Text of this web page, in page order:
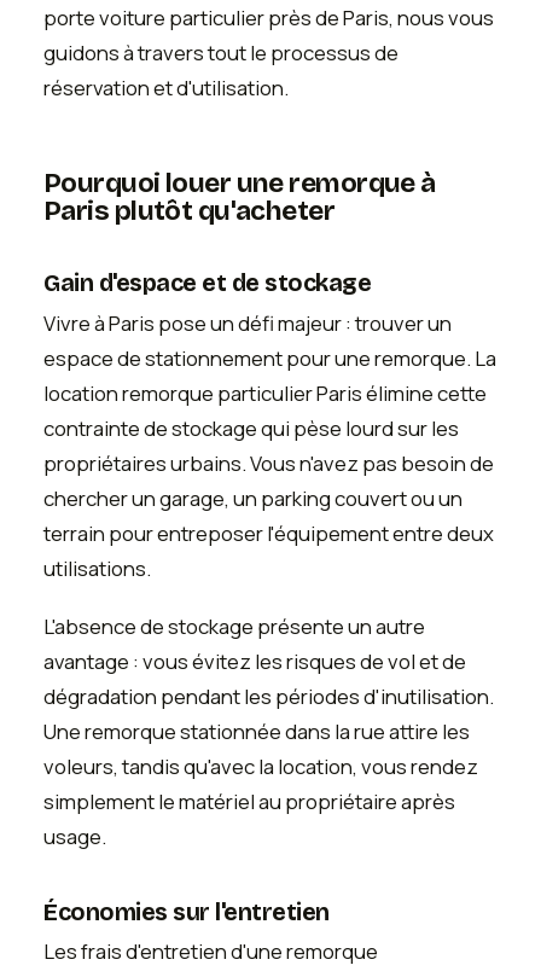
porte voiture particulier près de Paris, nous vous
guidons à travers tout le processus de
réservation et d'utilisation.
Pourquoi louer une remorque à
Paris plutôt qu'acheter
Gain d'espace et de stockage
Vivre à Paris pose un défi majeur : trouver un
espace de stationnement pour une remorque. La
location remorque particulier Paris élimine cette
contrainte de stockage qui pèse lourd sur les
propriétaires urbains. Vous n'avez pas besoin de
chercher un garage, un parking couvert ou un
terrain pour entreposer l'équipement entre deux
utilisations.
L'absence de stockage présente un autre
avantage : vous évitez les risques de vol et de
dégradation pendant les périodes d'inutilisation.
Une remorque stationnée dans la rue attire les
voleurs, tandis qu'avec la location, vous rendez
simplement le matériel au propriétaire après
usage.
Économies sur l'entretien
Les frais d'entretien d'une remorque